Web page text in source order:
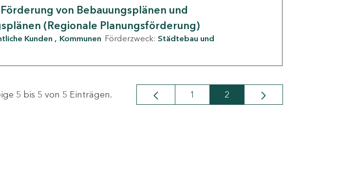
Förderung von Bebauungsplänen und
(Regionale Planungsförderung)
Kunden Kommunen Förderzweck: Städtebau und
5 bis 5 von 5 Einträgen. Seite
1 Seite
2